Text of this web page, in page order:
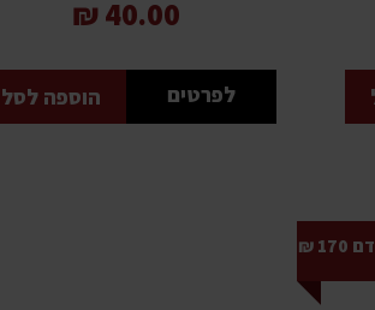
40.00 ₪
לפרטים הוספה לסל
₪